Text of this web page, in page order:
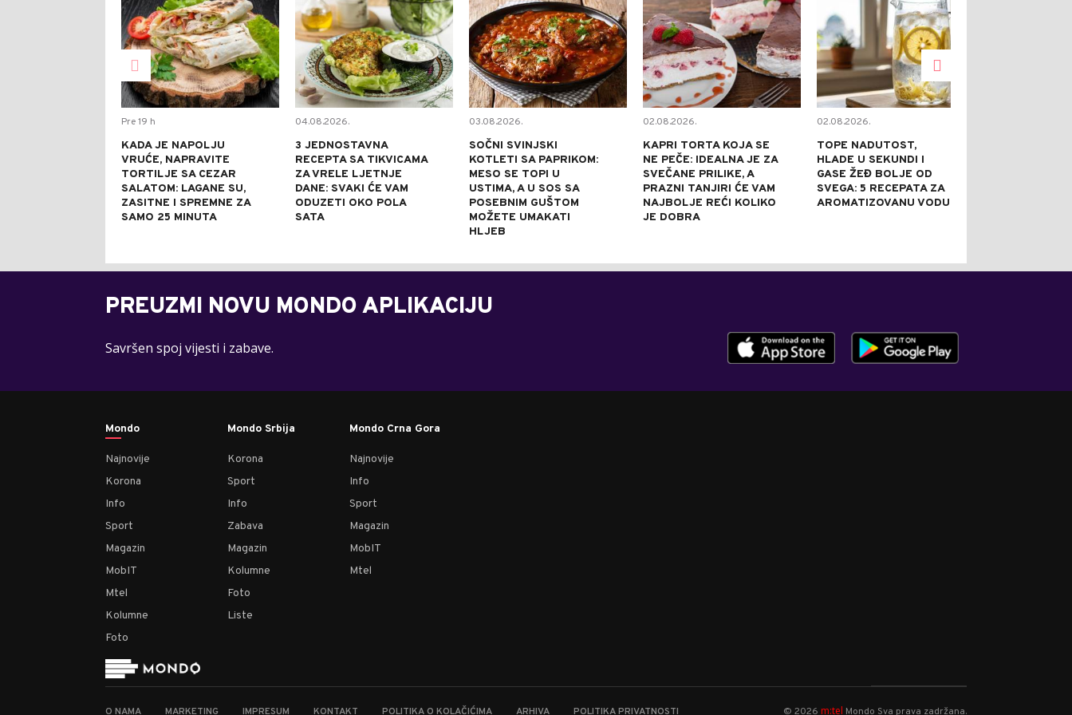
Pre 19 h
KADA JE NAPOLJU
VRUĆE, NAPRAVITE
TORTILJE SA CEZAR
SALATOM: LAGANE SU,
ZASITNE I SPREMNE ZA
SAMO 25 MINUTA
04.08.2026.
3 JEDNOSTAVNA
RECEPTA SA TIKVICAMA
ZA VRELE LJETNJE
DANE: SVAKI ĆE VAM
ODUZETI OKO POLA
SATA
03.08.2026.
SOČNI SVINJSKI
KOTLETI SA PAPRIKOM:
MESO SE TOPI U
USTIMA, A U SOS SA
POSEBNIM GUŠTOM
MOŽETE UMAKATI
HLJEB
02.08.2026.
KAPRI TORTA KOJA SE
NE PEČE: IDEALNA JE ZA
SVEČANE PRILIKE, A
PRAZNI TANJIRI ĆE VAM
NAJBOLJE REĆI KOLIKO
JE DOBRA
02.08.2026.
TOPE NADUTOST,
HLADE U SEKUNDI I
GASE ŽEĐ BOLJE OD
SVEGA: 5 RECEPATA ZA
AROMATIZOVANU VODU
PREUZMI NOVU MONDO APLIKACIJU
Savršen spoj vijesti i zabave.
Mondo
Najnovije
Korona
Info
Sport
Magazin
MobIT
Mtel
Kolumne
Foto
Mondo Srbija
Korona
Sport
Info
Zabava
Magazin
Kolumne
Foto
Liste
Mondo Crna Gora
Najnovije
Info
Sport
Magazin
MobIT
Mtel
O NAMA MARKETING IMPRESUM KONTAKT POLITIKA O KOLAČIĆIMA ARHIVA POLITIKA PRIVATNOSTI © 2026 m:tel Mondo Sva prava zadržana.